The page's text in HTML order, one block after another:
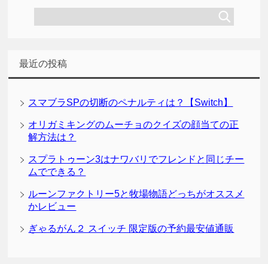
最近の投稿
スマブラSPの切断のペナルティは？【Switch】
オリガミキングのムーチョのクイズの顔当ての正
解方法は？
スプラトゥーン3はナワバリでフレンドと同じチー
ムでできる？
ルーンファクトリー5と牧場物語どっちがオススメ
かレビュー
ぎゃるがん２ スイッチ 限定版の予約最安値通販